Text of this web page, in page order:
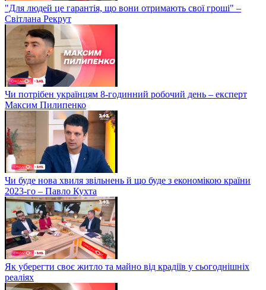
"Для людей це гарантія, що вони отримають свої гроші" –
Світлана Рекрут
Чи потрібен українцям 8-годинний робочий день – експерт
Максим Пилипенко
Чи буде нова хвиля звільнень й що буде з економікою країни
2023-го – Павло Кухта
Як уберегти своє житло та майно від крадіїв у сьогоднішніх
реаліях